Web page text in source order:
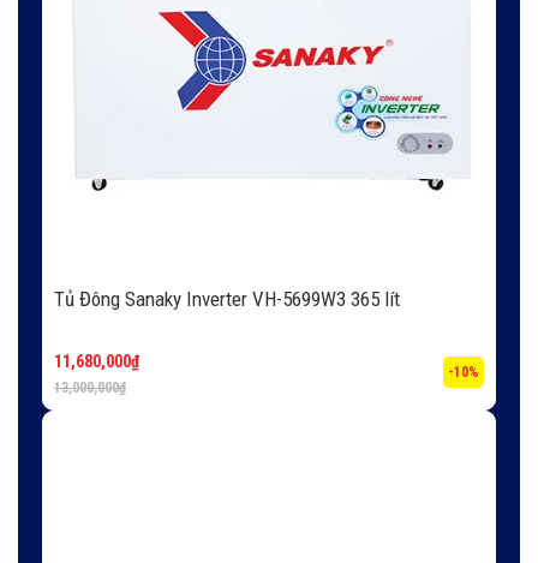
Tủ Đông Sanaky Inverter VH-5699W3 365 lít
13,000,000₫
11,680,000₫
-10%